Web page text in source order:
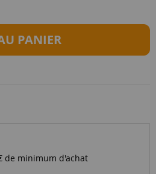
PANIER
de minimum d'achat